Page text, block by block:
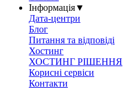
Інформація▼
Дата-центри
Блог
Питання та відповіді
Хостинг
ХОСТИНГ РІШЕННЯ
Корисні сервіси
Контакти